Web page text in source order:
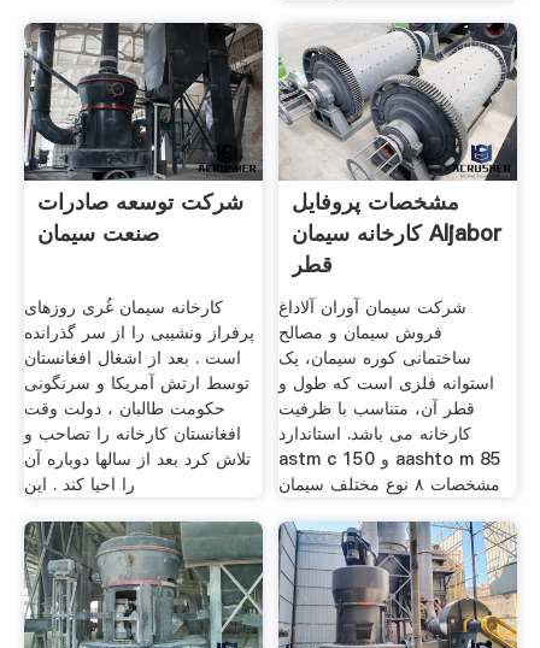
شرکت توسعه صادرات
صنعت سیمان
کارخانه سیمان غُری روزهای
پرفراز ونشیبی را از سر گذرانده
است . بعد از اشغال افغانستان
توسط ارتش آمریکا و سرنگونی
حکومت طالبان ، دولت وقت
افغانستان کارخانه را تصاحب و
تلاش کرد بعد از سالها دوباره آن
را احیا کند . این
مشخصات پروفایل
کارخانه سیمان Aljabor
قطر
شرکت سیمان آوران آلاداغ
فروش سیمان و مصالح
ساختمانی کوره سيمان، يک
استوانه فلزى است که طول و
قطر آن، متناسب با ظرفيت
کارخانه مى باشد. استاندارد
astm c 150 و ‎aashto m 85
مشخصات ۸ نوع مختلف سیمان